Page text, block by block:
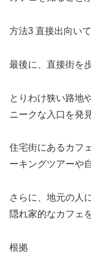
方法3 直接出向い
最後に、直接街を
とりわけ狭い路地
ニークな入口を発
住宅街にあるカフ
ーキングツアーや
さらに、地元の人
隠れ家的なカフェ
根拠